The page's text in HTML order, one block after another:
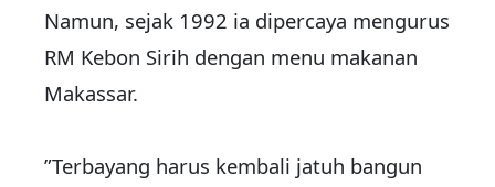
Namun, sejak 1992 ia dipercaya mengurus
RM Kebon Sirih dengan menu makanan
Makassar.
”Terbayang harus kembali jatuh bangun